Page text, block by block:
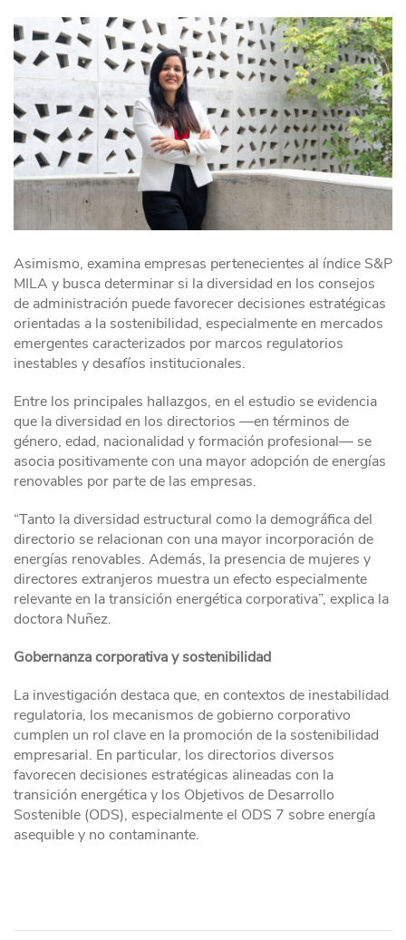
Asimismo, examina empresas pertenecientes al índice S&P
MILA y busca determinar si la diversidad en los consejos
de administración puede favorecer decisiones estratégicas
orientadas a la sostenibilidad, especialmente en mercados
emergentes caracterizados por marcos regulatorios
inestables y desafíos institucionales.
Entre los principales hallazgos, en el estudio se evidencia
que la diversidad en los directorios —en términos de
género, edad, nacionalidad y formación profesional— se
asocia positivamente con una mayor adopción de energías
renovables por parte de las empresas.
“Tanto la diversidad estructural como la demográfica del
directorio se relacionan con una mayor incorporación de
energías renovables. Además, la presencia de mujeres y
directores extranjeros muestra un efecto especialmente
relevante en la transición energética corporativa”, explica la
doctora Nuñez.
Gobernanza corporativa y sostenibilidad
La investigación destaca que, en contextos de inestabilidad
regulatoria, los mecanismos de gobierno corporativo
cumplen un rol clave en la promoción de la sostenibilidad
empresarial. En particular, los directorios diversos
favorecen decisiones estratégicas alineadas con la
transición energética y los Objetivos de Desarrollo
Sostenible (ODS), especialmente el ODS 7 sobre energía
asequible y no contaminante.